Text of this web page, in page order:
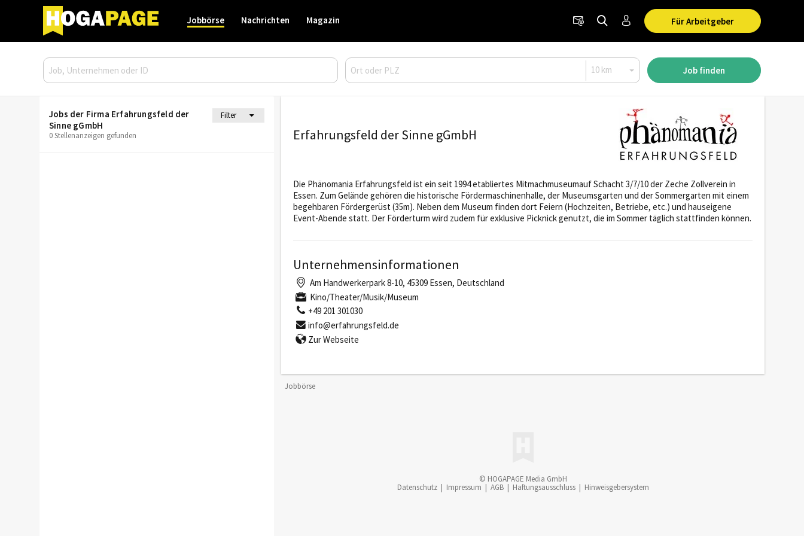
Für Arbeitgeber
Jobbörse Nachrichten Magazin
Job finden
Jobs der Firma Erfahrungsfeld der
Sinne gGmbH
Filter
0 Stellenanzeigen gefunden
Erfahrungsfeld der Sinne gGmbH
Die Phänomania Erfahrungsfeld ist ein seit 1994 etabliertes Mitmachmuseumauf Schacht 3/7/10 der Zeche Zollverein in
Essen. Zum Gelände gehören die historische Fördermaschinenhalle, der Museumsgarten und der Sommergarten mit einem
begehbaren Fördergerüst (35m). Neben dem Museum finden dort Feiern (Hochzeiten, Betriebe, etc.) und hauseigene
Event-Abende statt. Der Förderturm wird zudem für exklusive Picknick genutzt, die im Sommer täglich stattfinden können.
Unternehmensinformationen
Am Handwerkerpark 8-10, 45309 Essen, Deutschland
Kino/Theater/Musik/Museum
+49 201 301030
info@erfahrungsfeld.de
Zur Webseite
Jobbörse
© HOGAPAGE Media GmbH
Datenschutz
Impressum AGB Haftungsausschluss Hinweisgebersystem